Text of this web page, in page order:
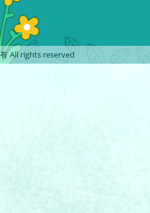
All rights reserved